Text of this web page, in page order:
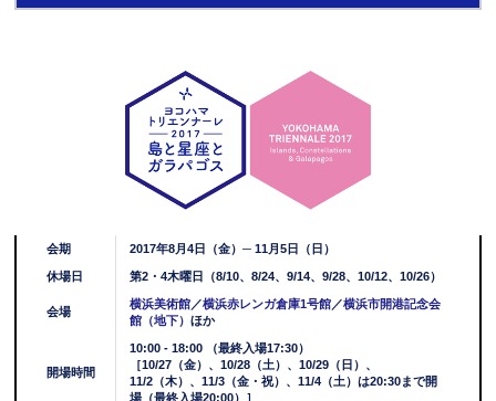
会期 2017年8月4日（金）─ 11月5日（日）
休場日 第2・4木曜日（8/10、8/24、9/14、9/28、10/12、10/26）
会場
横浜美術館／横浜赤レンガ倉庫1号館／横浜市開港記念会
館（地下）ほか
開場時間
10:00 - 18:00 （最終入場17:30）
［10/27（金）、10/28（土）、10/29（日）、
11/2（木）、11/3（金・祝）、11/4（土）は20:30まで開
場（最終入場20:00）］